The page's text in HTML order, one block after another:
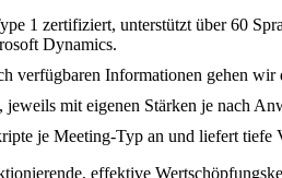
1 zertifiziert, unterstützt über 60
Dynamics.
Informationen gehen wir
mit eigenen Stärken je nach
je Meeting-Typ an und liefert tiefe
effektive